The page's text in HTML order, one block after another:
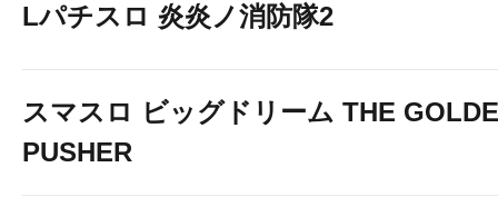
Lパチスロ 炎炎ノ消防隊2
スマスロ ビッグドリーム THE
PUSHER